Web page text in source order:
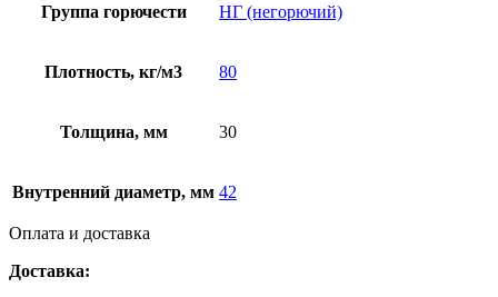
Группа горючести НГ (негорючий)
Плотность, кг/м3 80
Толщина, мм 30
Внутренний диаметр, мм 42
Оплата и доставка
Доставка: